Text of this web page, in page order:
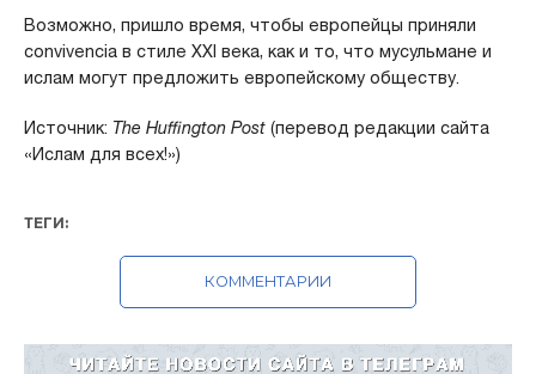
Возможно, пришло время, чтобы европейцы приняли
convivencia в стиле XXI века, как и то, что мусульмане и
ислам могут предложить европейскому обществу.
Источник: The Huffington Post(перевод редакции сайта
«Ислам для всех!»)
ТЕГИ:
КОММЕНТАРИИ